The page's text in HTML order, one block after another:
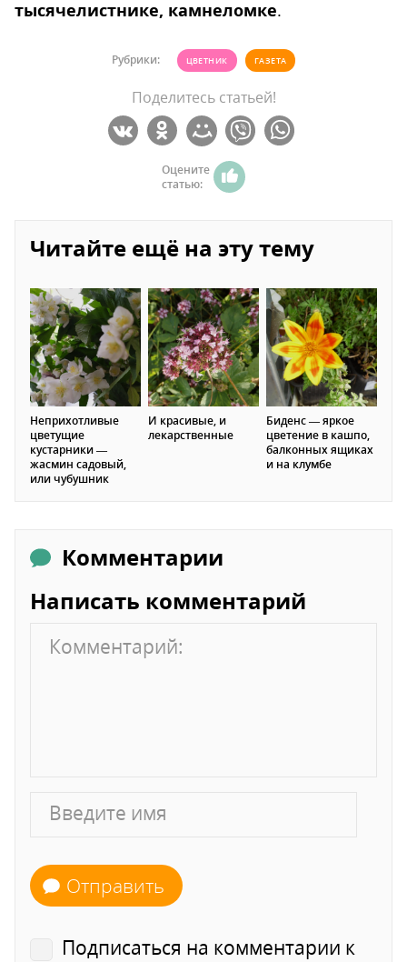
тысячелистнике, камнеломке.
Рубрики: ЦВЕТНИК ГАЗЕТА
Поделитесь статьей!
Оцените
статью:
Читайте ещё на эту тему
Неприхотливые
цветущие
кустарники —
жасмин садовый,
или чубушник
И красивые, и
лекарственные
Биденс — яркое
цветение в кашпо,
балконных ящиках
и на клумбе
Комментарии
Написать комментарий
Отправить
Подписаться на комментарии к